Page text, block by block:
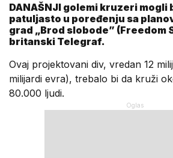
DANAŠNJI golemi kruzeri mogli
patuljasto u poređenju sa
grad „Brod slobode” (Freedom
britanski Telegraf.
Ovaj projektovani div, vredan 12
milijardi evra), trebalo bi da kruži
80.000 ljudi.